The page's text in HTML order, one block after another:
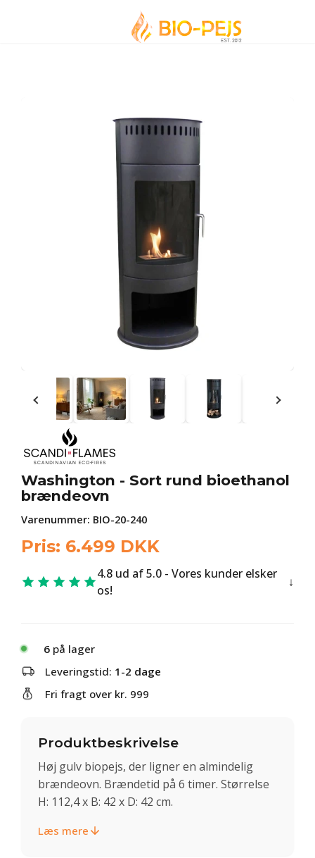
Washington - Sort rund bioethanol
brændeovn
Varenummer: BIO-20-240
Pris: 6.499 DKK
4.8 ud af 5.0 - Vores kunder elsker
os!
6 på lager
Leveringstid: 1-2 dage
Fri fragt over kr. 999
Produktbeskrivelse
Høj gulv biopejs, der ligner en almindelig
brændeovn. Brændetid på 6 timer. Størrelse
H: 112,4 x B: 42 x D: 42 cm.
Læs mere